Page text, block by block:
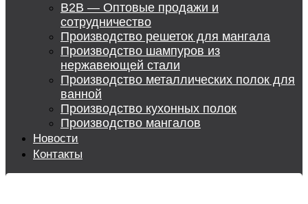
B2B — Оптовые продажи и
сотрудничество
Производство решеток для мангала
Производство шампуров из
нержавеющей стали
Производство металлических полок для
ванной
Производство кухонных полок
Производство мангалов
Новости
Контакты